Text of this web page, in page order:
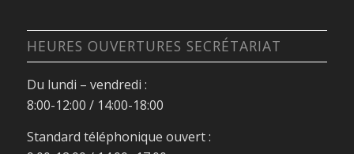
HEURES OUVERTURES SECRÉTARIAT
Du lundi – vendredi :
8:00-12:00 / 14:00-18:00
Standard téléphonique ouvert :